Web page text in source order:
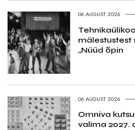
06.AUGUST 2026
mälestustest
„Nüüd õpin
06.AUGUST 2026
Omniva
valima 2027.